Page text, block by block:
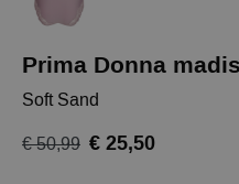
Prima Donna
Soft Sand
€ 50,99 € 25,50